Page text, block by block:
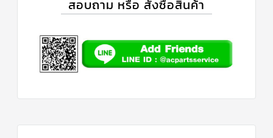
สอบถาม หรือ สั่งซื้อสินค้า